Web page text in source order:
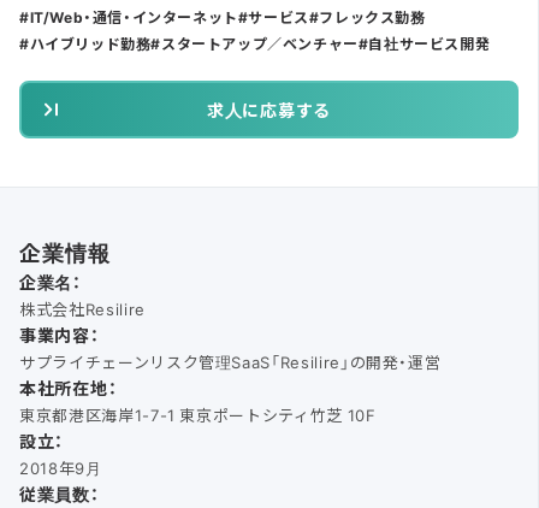
IT/Web・通信・インターネット サービス
フレックス勤務
ハイブリッド勤務 スタートアップ／ベンチャー 自社サービス開発
求人に応募する
企業情報
企業名：
株式会社Resilire
事業内容：
サプライチェーンリスク管理SaaS「Resilire」の開発・運営
本社所在地：
東京都港区海岸1-7-1 東京ポートシティ竹芝 10F
設立：
2018年9月
従業員数：